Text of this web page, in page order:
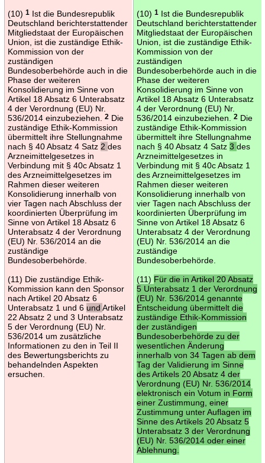
(10) 1Ist die Bundesrepublik
Deutschland berichterstattender
Mitgliedstaat der Europäischen
Union, ist die zuständige Ethik-
Kommission von der
zuständigen
Bundesoberbehörde auch in die
Phase der weiteren
Konsolidierung im Sinne von
Artikel 18 Absatz 6 Unterabsatz
4 der Verordnung (EU) Nr.
536/2014 einzubeziehen.
2Die
zuständige Ethik-Kommission
übermittelt ihre Stellungnahme
nach § 40 Absatz 4 Satz 2 des
Arzneimittelgesetzes in
Verbindung mit § 40c Absatz 1
des Arzneimittelgesetzes im
Rahmen dieser weiteren
Konsolidierung innerhalb von
vier Tagen nach Abschluss der
koordinierten Überprüfung im
Sinne von Artikel 18 Absatz 6
Unterabsatz 4 der Verordnung
(EU) Nr. 536/2014 an die
zuständige
Bundesoberbehörde.
(11) Die zuständige Ethik-
Kommission kann den Sponsor
nach Artikel 20 Absatz 6
Unterabsatz 1 und 6 und Artikel
22 Absatz 2 und 3 Unterabsatz
5 der Verordnung (EU) Nr.
536/2014 um zusätzliche
Informationen zu den in Teil II
des Bewertungsberichts zu
behandelnden Aspekten
ersuchen.
(10) 1Ist die Bundesrepublik
Deutschland berichterstattender
Mitgliedstaat der Europäischen
Union, ist die zuständige Ethik-
Kommission von der
zuständigen
Bundesoberbehörde auch in die
Phase der weiteren
Konsolidierung im Sinne von
Artikel 18 Absatz 6 Unterabsatz
4 der Verordnung (EU) Nr.
536/2014 einzubeziehen.
2Die
zuständige Ethik-Kommission
übermittelt ihre Stellungnahme
nach § 40 Absatz 4 Satz 3 des
Arzneimittelgesetzes in
Verbindung mit § 40c Absatz 1
des Arzneimittelgesetzes im
Rahmen dieser weiteren
Konsolidierung innerhalb von
vier Tagen nach Abschluss der
koordinierten Überprüfung im
Sinne von Artikel 18 Absatz 6
Unterabsatz 4 der Verordnung
(EU) Nr. 536/2014 an die
zuständige
Bundesoberbehörde.
(11) Für die in Artikel 20 Absatz
5 Unterabsatz 1 der Verordnung
(EU) Nr. 536/2014 genannte
Entscheidung übermittelt die
zuständige Ethik-Kommission
der zuständigen
Bundesoberbehörde zu der
wesentlichen Änderung
innerhalb von 34 Tagen ab dem
Tag der Validierung im Sinne
des Artikels 20 Absatz 4 der
Verordnung (EU) Nr. 536/2014
elektronisch ein Votum in Form
einer Zustimmung, einer
Zustimmung unter Auflagen im
Sinne des Artikels 20 Absatz 5
Unterabsatz 3 der Verordnung
(EU) Nr. 536/2014 oder einer
Ablehnung.